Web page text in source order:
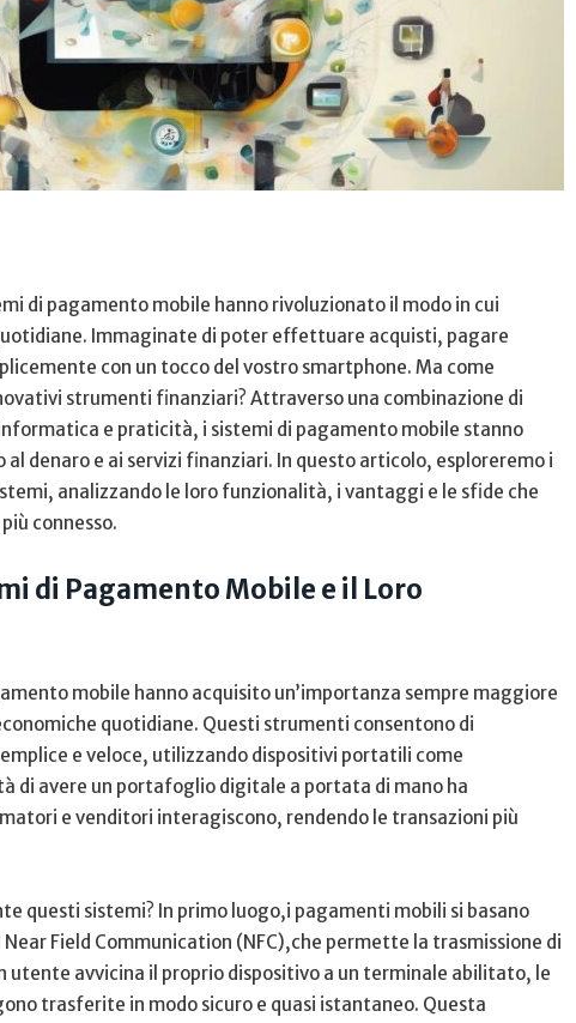
di pagamento mobile hanno rivoluzionato il modo in cui
Immaginate di poter effettuare acquisti, ⁤pagare‌
con​ un tocco del vostro smartphone. Ma come
strumenti ⁣finanziari? Attraverso ​una combinazione di
e praticità,‍ i sistemi di pagamento mobile stanno
denaro e ai servizi finanziari. In ⁣questo articolo, esploreremo i​
analizzando le loro funzionalità, ⁢i⁣ vantaggi e le sfide che
⁣connesso.
di Pagamento Mobile e il Loro
‌mobile hanno acquisito un’importanza sempre maggiore⁢
quotidiane. Questi⁣ strumenti consentono di
e veloce, utilizzando dispositivi portatili come
di avere un portafoglio digitale⁤ a portata di mano ha
e venditori interagiscono, rendendo le transazioni più
questi sistemi? In primo luogo,i pagamenti mobili si basano
Field Communication (NFC),che ⁢permette ‍la trasmissione di​
utente avvicina il​ proprio dispositivo a un terminale⁤ abilitato, le
trasferite‌ in modo sicuro e‍ quasi istantaneo. ​Questa‍